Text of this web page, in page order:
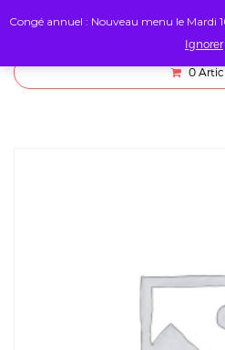
0
Congé annuel : Nouveau menu le Mardi
Ignorer